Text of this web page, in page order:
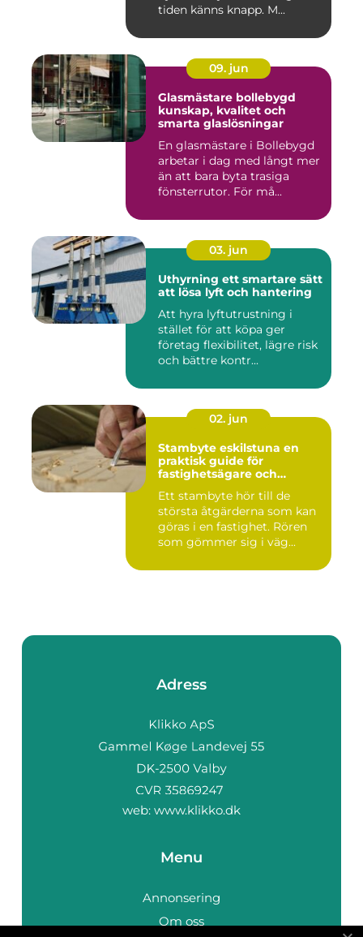
tiden känns knapp. M...
09. jun
Glasmästare bollebygd
kunskap, kvalitet och
smarta glaslösningar
En glasmästare i Bollebygd
arbetar i dag med långt mer
än att bara byta trasiga
fönsterrutor. För må...
03. jun
Uthyrning ett smartare sätt
att lösa lyft och hantering
Att hyra lyftutrustning i
stället för att köpa ger
företag flexibilitet, lägre risk
och bättre kontr...
02. jun
Stambyte eskilstuna en
praktisk guide för
fastighetsägare och
Ett stambyte hör till de
största åtgärderna som kan
göras i en fastighet. Rören
som gömmer sig i väg...
Adress
web: www.klikko.dk
Menu
Annonsering
Om oss